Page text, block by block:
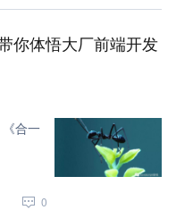
你体悟大厂前端开发
合一
0